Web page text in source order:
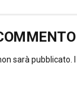
sarà pubblicato.